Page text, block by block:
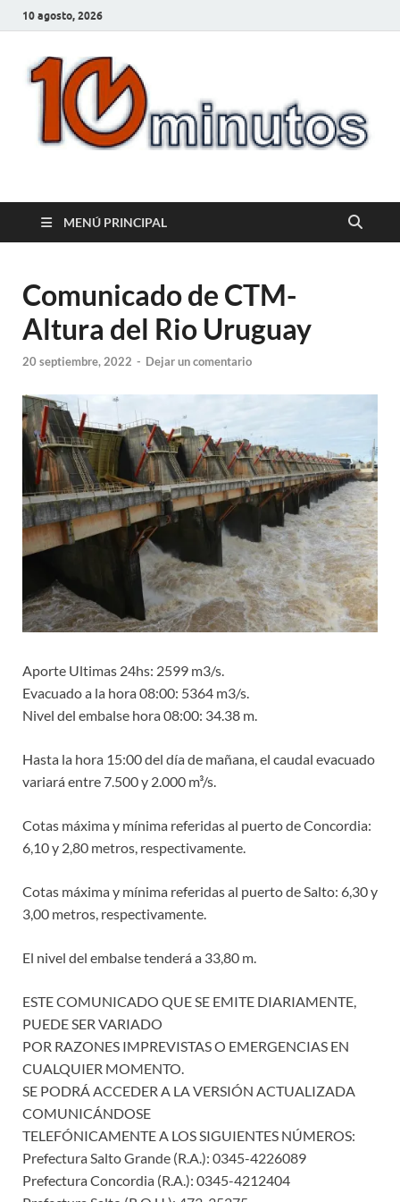
10 agosto, 2026
10minutos.com.uy
MENÚ PRINCIPAL
Comunicado de CTM-
Altura del Rio Uruguay
20 septiembre, 2022 - Dejar un comentario
Aporte Ultimas 24hs: 2599 m3/s.
Evacuado a la hora 08:00: 5364 m3/s.
Nivel del embalse hora 08:00: 34.38 m.
Hasta la hora 15:00 del día de mañana, el caudal evacuado
variará entre 7.500 y 2.000 m³/s.
Cotas máxima y mínima referidas al puerto de Concordia:
6,10 y 2,80 metros, respectivamente.
Cotas máxima y mínima referidas al puerto de Salto: 6,30 y
3,00 metros, respectivamente.
El nivel del embalse tenderá a 33,80 m.
ESTE COMUNICADO QUE SE EMITE DIARIAMENTE,
PUEDE SER VARIADO
POR RAZONES IMPREVISTAS O EMERGENCIAS EN
CUALQUIER MOMENTO.
SE PODRÁ ACCEDER A LA VERSIÓN ACTUALIZADA
COMUNICÁNDOSE
TELEFÓNICAMENTE A LOS SIGUIENTES NÚMEROS:
Prefectura Salto Grande (R.A.): 0345-4226089
Prefectura Concordia (R.A.): 0345-4212404